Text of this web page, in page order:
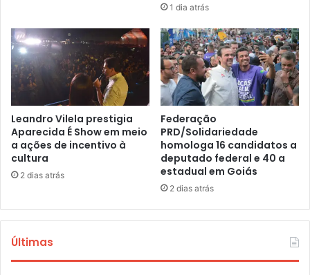
1 dia atrás
Leandro Vilela prestigia
Aparecida É Show em meio
a ações de incentivo à
cultura
2 dias atrás
Federação
PRD/Solidariedade
homologa 16 candidatos a
deputado federal e 40 a
estadual em Goiás
2 dias atrás
Últimas